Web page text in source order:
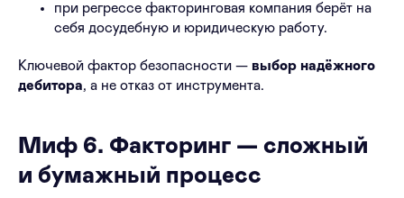
при регрессе факторинговая компания берёт на
себя досудебную и юридическую работу.
Ключевой фактор безопасности — выбор надёжного
дебитора, а не отказ от инструмента.
Миф 6. Факторинг — сложный
и бумажный процесс